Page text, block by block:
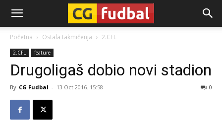
CG-
Fudbal
Početna Ostala takmičenja 2.CFL
2.CFL feature
Drugoligaš dobio novi stadion
By CG Fudbal - 13 Oct 2016. 15:58 0